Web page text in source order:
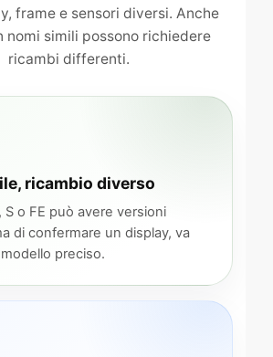
frame e sensori diversi. Anche
nomi simili possono richiedere
ricambi differenti.
ricambio diverso
S o FE può avere versioni
di confermare un display, va
preciso.